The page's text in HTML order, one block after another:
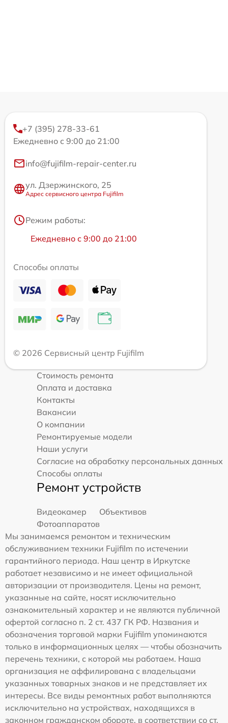
+7 (395) 278-33-61
Ежедневно с 9:00 до 21:00
info@fujifilm-repair-center.ru
ул. Дзержинского, 25
Адрес сервисного центра Fujifilm
Режим работы:
Ежедневно с 9:00 до 21:00
Способы оплаты
© 2026 Сервисный центр Fujifilm
Стоимость ремонта
Оплата и доставка
Контакты
Вакансии
О компании
Ремонтируемые модели
Наши услуги
Согласие на обработку персональных данных
Способы оплаты
Ремонт устройств
Видеокамер
Объективов
Фотоаппаратов
Мы занимаемся ремонтом и техническим
обслуживанием техники Fujifilm по истечении
гарантийного периода. Наш центр в Иркутске
работает независимо и не имеет официальной
авторизации от производителя. Цены на ремонт,
указанные на сайте, носят исключительно
ознакомительный характер и не являются публичной
офертой согласно п. 2 ст. 437 ГК РФ. Названия и
обозначения торговой марки Fujifilm упоминаются
только в информационных целях — чтобы обозначить
перечень техники, с которой мы работаем. Наша
организация не аффилирована с владельцами
указанных товарных знаков и не представляет их
интересы. Все виды ремонтных работ выполняются
исключительно на устройствах, находящихся в
законном гражданском обороте, в соответствии со ст.